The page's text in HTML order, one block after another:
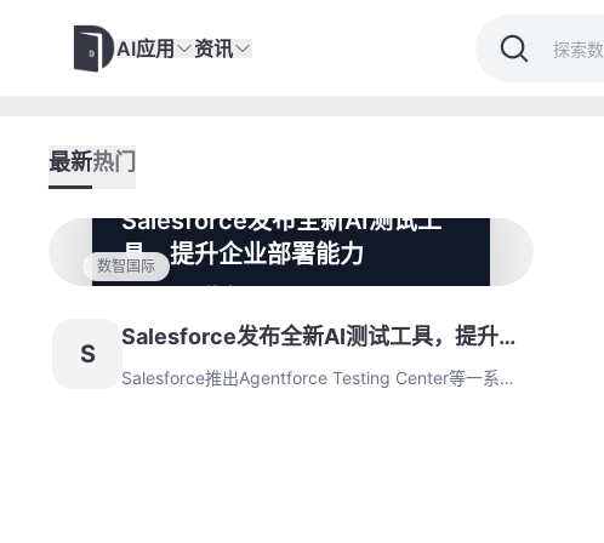
AI应用 资讯
最新热门
数智国际
Salesforce发布全新AI测试工
具，提升企业部署能力
Salesforce推出Agentforce Testing Center
试和部署支持。这些创新功能将为企业AI开发
提供安全环境，并显著优化客户体验。
S
Salesforce发布全新AI测试工具，提升企
业部署能力
Salesforce推出Agentforce Testing Center等一系列